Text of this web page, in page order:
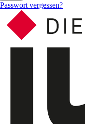
Passwort vergessen?